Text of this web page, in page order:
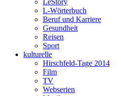
LeStory
L-Wörterbuch
Beruf und Karriere
Gesundheit
Reisen
Sport
kulturelle
Hirschfeld-Tage 2014
Film
TV
Webserien